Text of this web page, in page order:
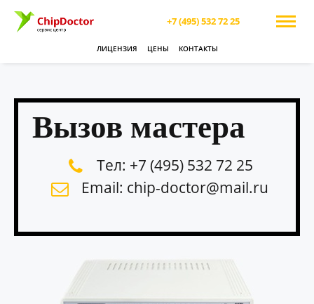
+7 (495) 532 72 25
ЛИЦЕНЗИЯ ЦЕНЫ КОНТАКТЫ
Вызов мастера
Тел: +7 (495) 532 72 25
Email: chip-doctor@mail.ru